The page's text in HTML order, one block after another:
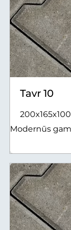
Tavr 10
Modernūs